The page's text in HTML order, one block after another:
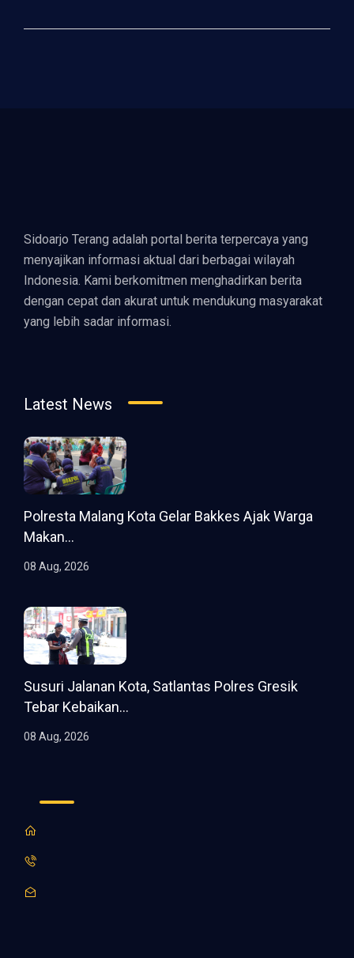
Sidoarjo Terang adalah portal berita terpercaya yang
menyajikan informasi aktual dari berbagai wilayah
Indonesia. Kami berkomitmen menghadirkan berita
dengan cepat dan akurat untuk mendukung masyarakat
yang lebih sadar informasi.
Latest News
Polresta Malang Kota Gelar Bakkes Ajak Warga
Makan...
08 Aug, 2026
Susuri Jalanan Kota, Satlantas Polres Gresik
Tebar Kebaikan...
08 Aug, 2026